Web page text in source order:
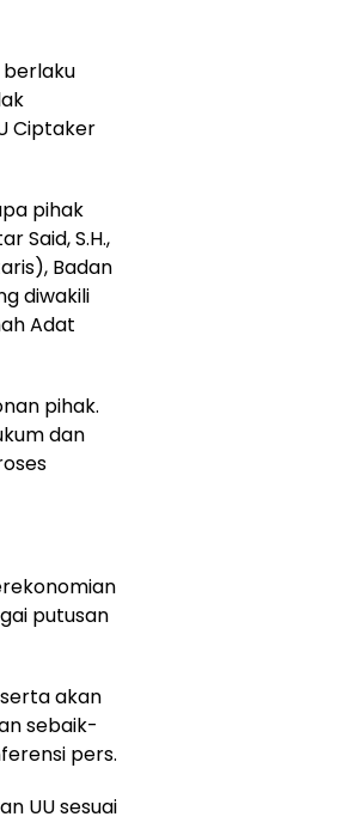
berlaku
Ciptaker
pihak
Said, S.H.,
Badan
diwakili
Adat
pihak.
dan
putusan
akan
sebaik-
pers.
UU sesuai